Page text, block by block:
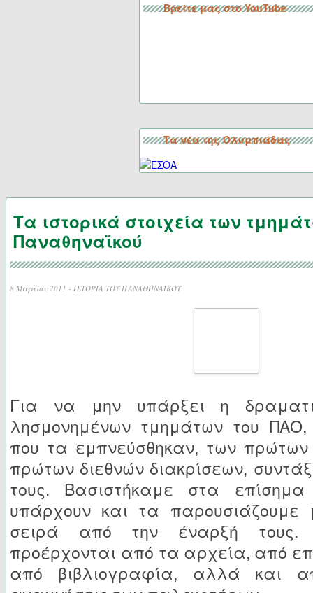
Βρείτε μας στο YouTube
Τα νέα της Ολυμπιάδας
Τα ιστορικά στοιχεία των
Παναθηναϊκού
8 Μαρτίου 2011 - ΙΣΤΟΡΙΑ ΤΟΥ ΠΑΝΑΘΗΝΑΪΚΟΥ
Για να μην υπάρξει η
λησμονημένων τμημάτων του
που τα εμπνεύσθηκαν, των πρώτων
πρώτων διεθνών διακρίσεων,
τους. Βασιστήκαμε στα
υπάρχουν και τα παρουσιάζουμε
σειρά από την έναρξή τους.
προέρχονται από τα αρχεία, από
από βιβλιογραφία, αλλά και